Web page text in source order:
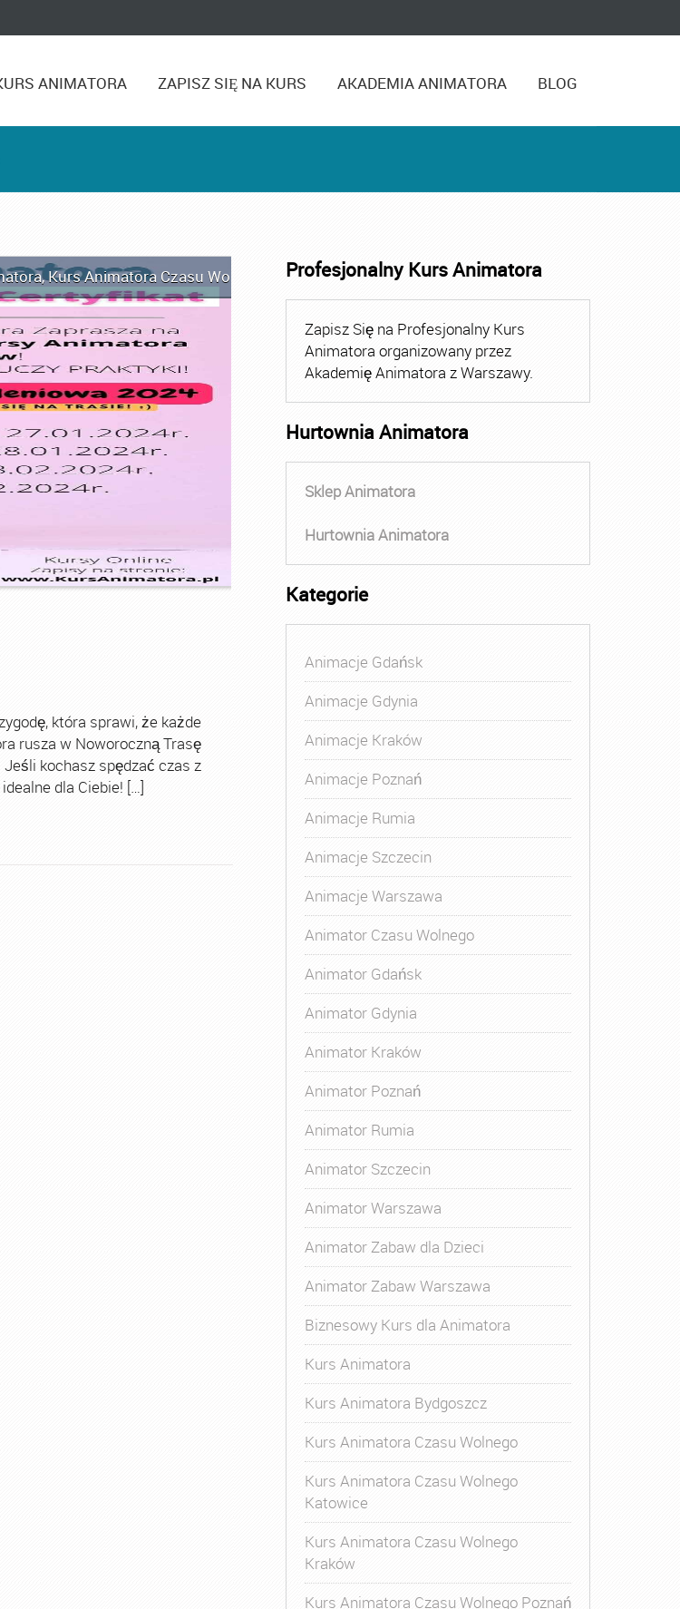
ANIMATORA ZAPISZ SIĘ NA KURS AKADEMIA ANIMATORA BLOG
,Kurs Animatora Czasu Wolnego Kurs Animatora Czasu Wolnego Warszawa
która sprawi, że każde
rusza w Noworoczną Trasę
kochasz spędzać czas z
dla Ciebie! […]
Profesjonalny Kurs Animatora
Zapisz Się na Profesjonalny Kurs
Animatora organizowany przez
Akademię Animatora z Warszawy.
Hurtownia Animatora
Sklep Animatora
Hurtownia Animatora
Kategorie
Animacje Gdańsk
Animacje Gdynia
Animacje Kraków
Animacje Poznań
Animacje Rumia
Animacje Szczecin
Animacje Warszawa
Animator Czasu Wolnego
Animator Gdańsk
Animator Gdynia
Animator Kraków
Animator Poznań
Animator Rumia
Animator Szczecin
Animator Warszawa
Animator Zabaw dla Dzieci
Animator Zabaw Warszawa
Biznesowy Kurs dla Animatora
Kurs Animatora
Kurs Animatora Bydgoszcz
Kurs Animatora Czasu Wolnego
Kurs Animatora Czasu Wolnego
Katowice
Kurs Animatora Czasu Wolnego
Kraków
Kurs Animatora Czasu Wolnego Poznań